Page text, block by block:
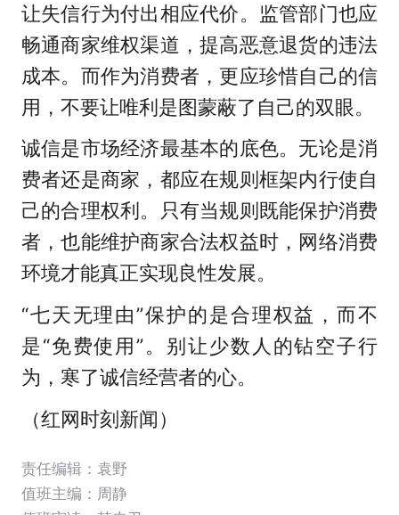
让失信行为付出相应代价。监管部门也应
畅通商家维权渠道，提高恶意退货的违法
成本。而作为消费者，更应珍惜自己的信
用，不要让唯利是图蒙蔽了自己的双眼。
诚信是市场经济最基本的底色。无论是消
费者还是商家，都应在规则框架内行使自
己的合理权利。只有当规则既能保护消费
者，也能维护商家合法权益时，网络消费
环境才能真正实现良性发展。
“七天无理由”保护的是合理权益，而不
是“免费使用”。别让少数人的钻空子行
为，寒了诚信经营者的心。
（红网时刻新闻）
责任编辑：袁野
值班主编： 周静